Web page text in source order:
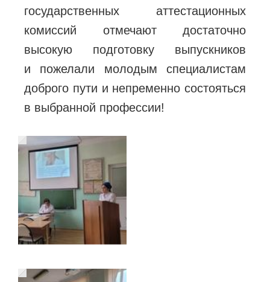
государственных аттестационных
комиссий отмечают достаточно
высокую подготовку выпускников
и пожелали молодым специалистам
доброго пути и непременно состояться
в выбранной профессии!